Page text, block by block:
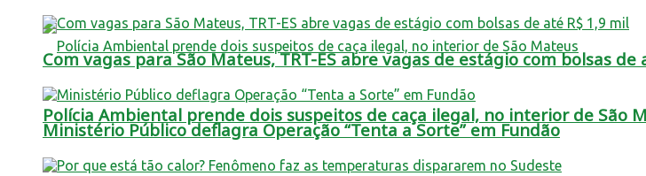
Polícia Ambiental prende dois suspeitos de caça ilegal, no interior de São
Com vagas para São Mateus, TRT-ES abre vagas de estágio com bolsas de
Ministério Público deflagra Operação “Tenta a Sorte” em Fundão